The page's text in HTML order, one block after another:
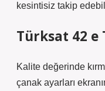
kesintisiz takip
Türksat 42 e
Kalite değerinde
çanak ayarları